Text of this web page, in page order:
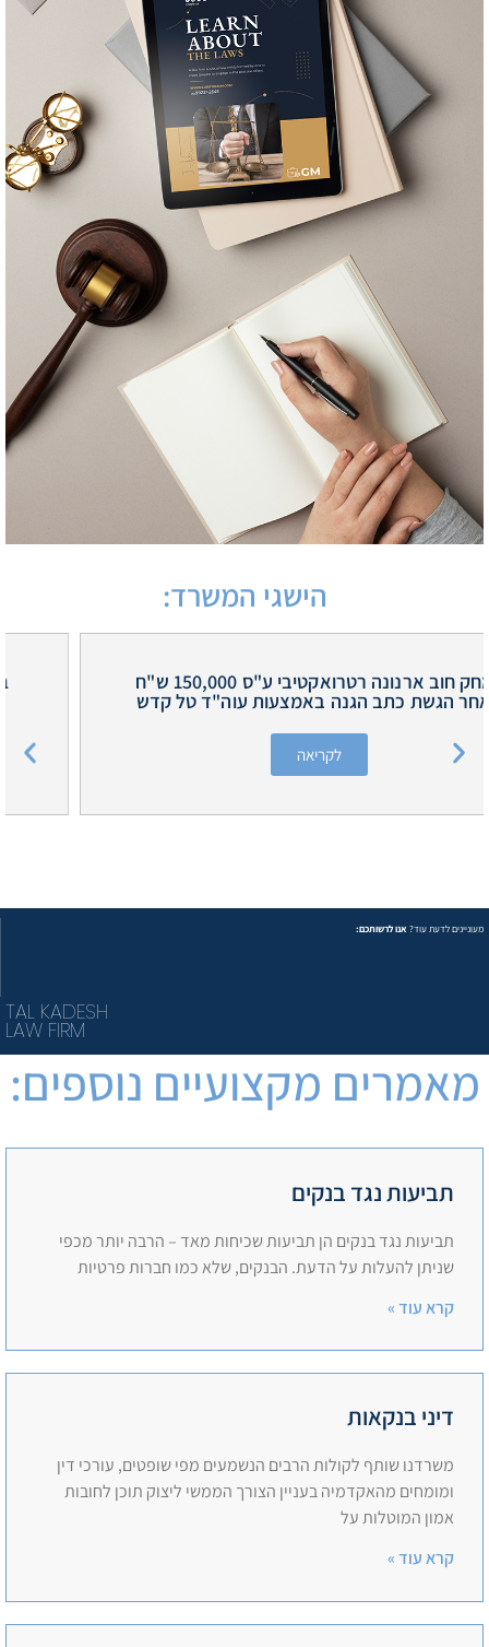
הישגי המשרד:
בית המשפט המחוזי ביטל חוב ארנונה אשר הושת
על ידי עיריית הרצליה
מעוניינים לדעת עוד? אנו לרשותכם:
TAL KADESH
LAW FIRM
מאמרים מקצועיים נוספים:
תביעות נגד בנקים
תביעות נגד בנקים הן תביעות שכיחות מאד – הרבה יותר מכפי
שניתן להעלות על הדעת. הבנקים, שלא כמו חברות פרטיות
קרא עוד »
דיני בנקאות
משרדנו שותף לקולות הרבים הנשמעים מפי שופטים, עורכי דין
ומומחים מהאקדמיה בעניין הצורך הממשי ליצוק תוכן לחובות
אמון המוטלות על
קרא עוד »